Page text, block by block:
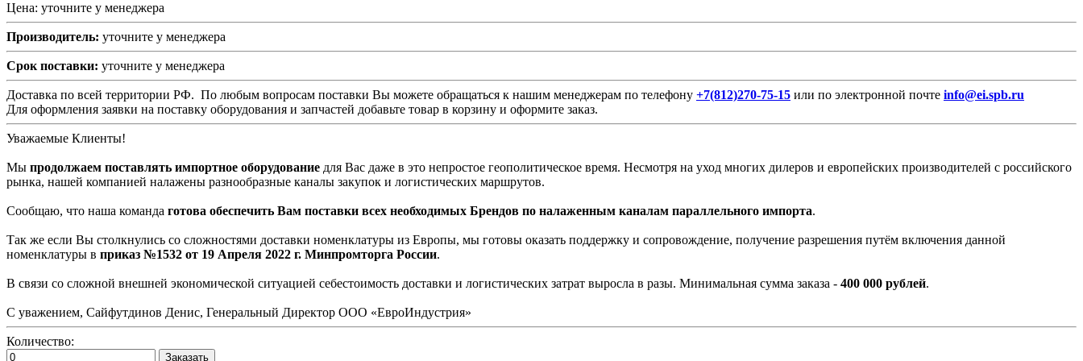
Цена: уточните у менеджера
Производитель: уточните у менеджера
Срок поставки: уточните у менеджера
Доставка по всей территории РФ. По любым вопросам поставки Вы можете обращаться к нашим менеджерам по телефону +7(812)270-75-15 или по электронной почте info@ei.spb.ru
Для оформления заявки на поставку оборудования и запчастей добавьте товар в корзину и оформите заказ.
Уважаемые Клиенты!
Мы продолжаем поставлять импортное оборудование для Вас даже в это непростое геополитическое время. Несмотря на уход многих дилеров и европейских производителей с российского
рынка, нашей компанией налажены разнообразные каналы закупок и логистических маршрутов.
Сообщаю, что наша команда готова обеспечить Вам поставки всех необходимых Брендов по налаженным каналам параллельного импорта.
Так же если Вы столкнулись со сложностями доставки номенклатуры из Европы, мы готовы оказать поддержку и сопровождение, получение разрешения путём включения данной
номенклатуры в приказ №1532 от 19 Апреля 2022 г. Минпромторга России.
В связи со сложной внешней экономической ситуацией себестоимость доставки и логистических затрат выросла в разы. Минимальная сумма заказа - 400 000 рублей.
С уважением, Сайфутдинов Денис, Генеральный Директор ООО «ЕвроИндустрия»
Количество:
Заказать